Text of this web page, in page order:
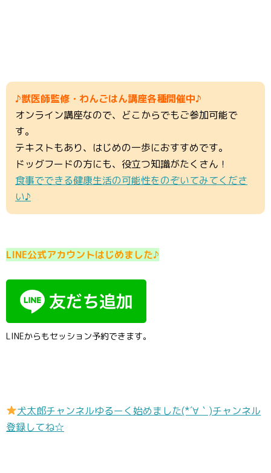
♪獣医師監修・わんごはん講座各種開催中♪
オンライン講座なので、どこからでもご参加可能で
す。
テキストもあり、はじめの一歩におすすめです。
ドッグフードの方にも、役立つ知識がたくさん！
食事でできる健康生活の可能性をのぞいてみてくださ
い♪
LINE公式アカウントはじめました♪
LINEからもセッション予約できます。
犬太郎チャンネルゆるーく始めました(*´∀｀)チャンネル
登録してね☆